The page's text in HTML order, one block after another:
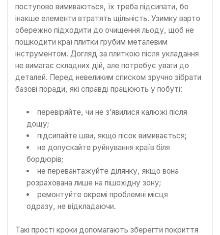
поступово вимиваються, їх треба підсипати, бо
інакше елементи втратять щільність. Узимку варто
обережно підходити до очищення льоду, щоб не
пошкодити краї плитки грубим металевим
інструментом. Догляд за плиткою після укладання
не вимагає складних дій, але потребує уваги до
деталей. Перед невеликим списком зручно зібрати
базові поради, які справді працюють у побуті:
перевіряйте, чи не з’явилися калюжі після
дощу;
підсипайте шви, якщо пісок вимивається;
не допускайте руйнування країв біля
бордюрів;
не перевантажуйте ділянку, якщо вона
розрахована лише на пішохідну зону;
ремонтуйте окремі проблемні місця
одразу, не відкладаючи.
Такі прості кроки допомагають зберегти покриття